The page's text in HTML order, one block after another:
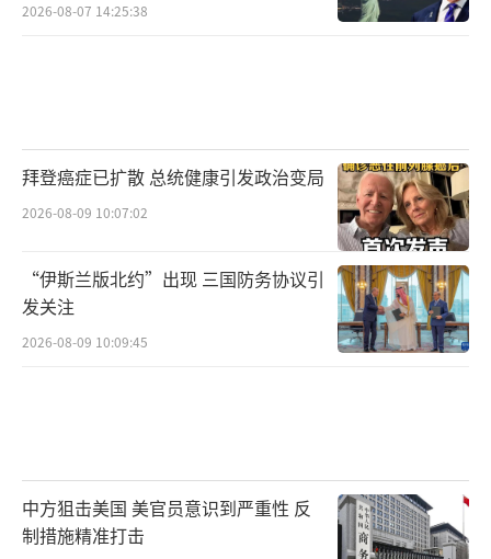
2026-08-07 14:25:38
拜登癌症已扩散 总统健康引发政治变局
2026-08-09 10:07:02
“伊斯兰版北约”出现 三国防务协议引
发关注
2026-08-09 10:09:45
中方狙击美国 美官员意识到严重性 反
制措施精准打击